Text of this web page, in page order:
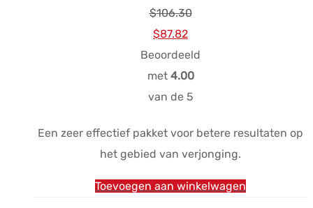
$106.30
Oorspronkelijke
prijs
was:
$106.30.
$87.82Huidige
prijs
is:
$87.82.
Beoordeeld
met 4.00
van de 5
Een zeer effectief pakket voor betere resultaten op
het gebied van verjonging.
Toevoegen aan winkelwagen